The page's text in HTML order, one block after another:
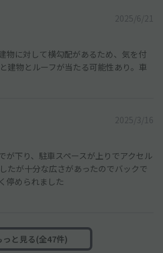
2025/6/21
物に対して横勾配があるため、気を付
建物とルーフが当たる可能性あり。車
2025/3/16
が下り、駐車スペースが上りでアクセル
たが十分な広さがあったのでバックで
停められました
っと見る(全47件)